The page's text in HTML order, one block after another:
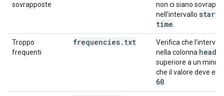
sovrapposte
non ci siano
nell'intervallo start
time
Troppo
frequenti
frequencies. txt
Verifica che
nella colonna
superiore a un
che il valore deve
60